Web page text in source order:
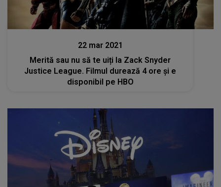
Stiri
22 mar 2021
Merită sau nu să te uiți la Zack Snyder
Justice League. Filmul durează 4 ore și e
disponibil pe HBO